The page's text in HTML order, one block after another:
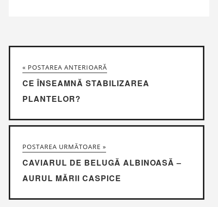
« POSTAREA ANTERIOARĂ
CE ÎNSEAMNĂ STABILIZAREA
PLANTELOR?
POSTAREA URMĂTOARE »
CAVIARUL DE BELUGĂ ALBINOASĂ –
AURUL MĂRII CASPICE